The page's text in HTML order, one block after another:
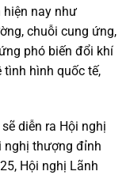
nay như
chuỗi cung ứng,
phó biến đổi khí
tình hình quốc tế,
diễn ra Hội nghị
nghị thượng đỉnh
Hội nghị Lãnh